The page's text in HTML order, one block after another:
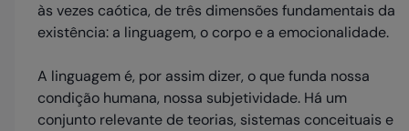
às vezes caótica, de três dimensões fundamentais da
existência: a linguagem, o corpo e a emocionalidade.
A linguagem é, por assim dizer, o que funda nossa
condição humana, nossa subjetividade. Há um
conjunto relevante de teorias, sistemas conceituais e